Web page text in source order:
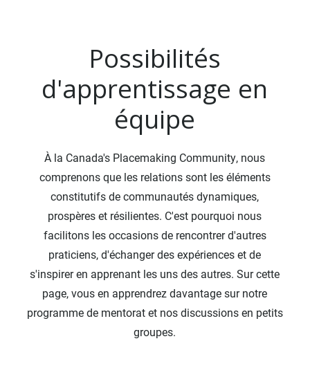
Possibilités
d'apprentissage en
équipe
À la Canada's Placemaking Community, nous
comprenons que les relations sont les éléments
constitutifs de communautés dynamiques,
prospères et résilientes. C'est pourquoi nous
facilitons les occasions de rencontrer d'autres
praticiens, d'échanger des expériences et de
s'inspirer en apprenant les uns des autres. Sur cette
page, vous en apprendrez davantage sur notre
programme de mentorat et nos discussions en petits
groupes.